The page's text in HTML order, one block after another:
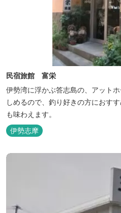
民宿旅館 富栄
伊勢湾に浮かぶ答志島の、アット
しめるので、釣り好きの方におす
も味わえます。
伊勢志摩